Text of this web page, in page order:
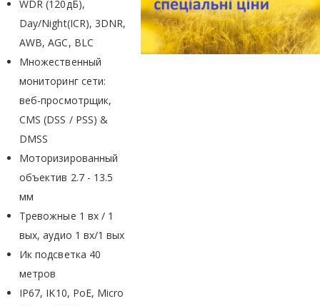
WDR (120дБ),
Day/Night(ICR), 3DNR,
AWB, AGC, BLC
Множественный
мониторинг сети:
веб-просмотрщик,
CMS (DSS / PSS) &
DMSS
Моторизированный
объектив 2.7 - 13.5
мм
Тревожные 1 вх / 1
вых, аудио 1 вх/1 вых
Ик подсветка 40
метров
IP67, IK10, PoE, Micro